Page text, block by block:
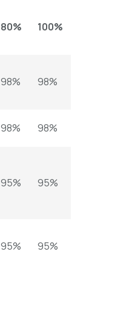
80% 100%
98% 98%
98% 98%
95% 95%
95% 95%